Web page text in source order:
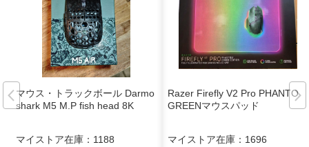
マウス・トラックボール Darmo
shark M5 M.P fish head 8K
マイストア在庫： 1188
Razer Firefly V2 Pro PHANTOM
GREENマウスパッド
マイストア在庫： 1696